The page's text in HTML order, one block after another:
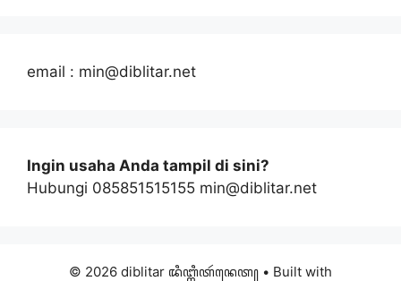
email : min@diblitar.net
Ingin usaha Anda tampil di sini?
Hubungi 085851515155 min@diblitar.net
© 2026 diblitar ꦢꦶꦧ꧀ꦭꦶꦠꦂꦤꦺꦠ꧀ • Built with